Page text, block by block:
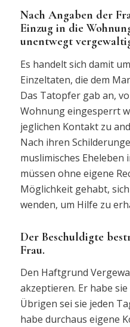
Nach Angaben der
Einzug in die
unentwegt
Es handelt sich damit
Einzeltaten, die dem
Das Tatopfer gab an,
Wohnung eingesperrt
jeglichen Kontakt zu
Nach ihren
muslimisches
müssen ohne eigene
Möglichkeit gehabt,
wenden, um Hilfe zu
Der Beschuldigte
Frau.
Den Haftgrund
akzeptieren. Er habe
Übrigen sei sie jeden
habe durchaus eigene